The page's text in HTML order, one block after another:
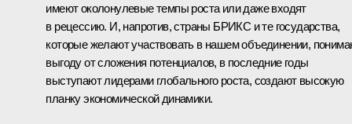
имеют околонулевые темпы роста или даже входят
в рецессию. И, напротив, страны БРИКС и те государства,
которые желают участвовать в нашем объединении,
выгоду от сложения потенциалов, в последние годы
выступают лидерами глобального роста, создают высокую
планку экономической динамики.